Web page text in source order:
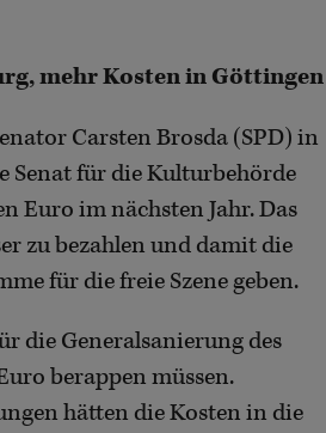
mehr Kosten in Göttingen
Carsten Brosda (SPD) in
Senat für die Kulturbehörde
Euro im nächsten Jahr. Das
zu bezahlen und damit die
für die freie Szene geben.
die Generalsanierung des
berappen müssen.
hätten die Kosten in die